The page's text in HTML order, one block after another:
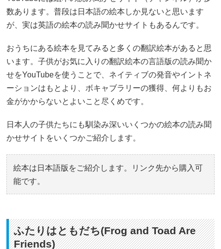
数あります。普段は日本語の絵本しか見ないと思います
が、実は英語の絵本の読み聞かせサイトもあるんです。
おうちにある絵本を見てみると多くの翻訳絵本があると思
います。子供がお気に入りの翻訳絵本の言語版の読み聞か
せをYouTubeを使うことで、ネイティブの発音やイントネ
ーションはもとより、ボキャブラリーの獲得、何よりもお
金がかからないとよいこと尽くめです。
日本人の子供たちにも馴染み深いいくつかの絵本の読み聞
かせサイトをいくつかご紹介します。
絵本は日本語版をご紹介します。リンク先から購入可
能です。
ふたりはともだち(Frog and Toad Are
Friends)